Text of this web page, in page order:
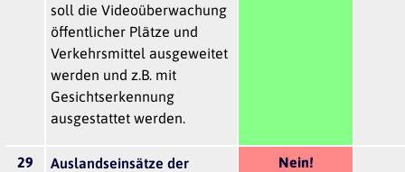
soll die Videoüberwachung
öffentlicher Plätze und
Verkehrsmittel ausgeweitet
werden und z.B. mit
Gesichtserkennung
ausgestattet werden.
29
Auslandseinsätze der
Nein!